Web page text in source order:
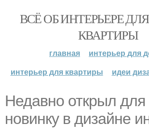
ВСЁ ОБ ИНТЕРЬЕРЕ
КВАРТИРЫ
главная
интерьер для
интерьер для квартиры
идеи
Недавно открыл для
новинку в дизайне